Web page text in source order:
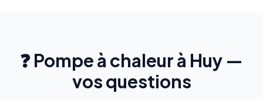
❓ Pompe à chaleur à Huy —
vos questions